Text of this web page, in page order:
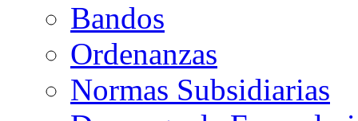
Bandos
Ordenanzas
Normas Subsidiarias